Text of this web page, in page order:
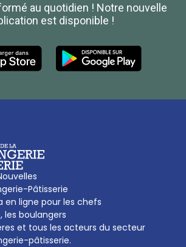
au quotidien ! Notre nouvelle
est disponible !
Pâtisserie
en ligne pour les chefs
les boulangers
et tous les acteurs du secteur
pâtisserie.
Pâtisserie Française
Paris Cédex 16